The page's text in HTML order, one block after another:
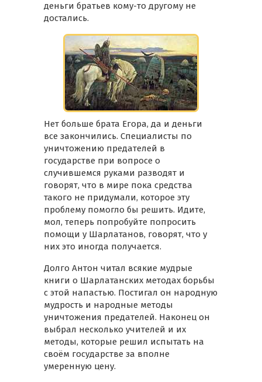
деньги братьев кому-то другому не
достались.
Нет больше брата Егора, да и деньги
все закончились. Специалисты по
уничтожению предателей в
государстве при вопросе о
случившемся руками разводят и
говорят, что в мире пока средства
такого не придумали, которое эту
проблему помогло бы решить. Идите,
мол, теперь попробуйте попросить
помощи у Шарлатанов, говорят, что у
них это иногда получается.
Долго Антон читал всякие мудрые
книги о Шарлатанских методах борьбы
с этой напастью. Постигал он народную
мудрость и народные методы
уничтожения предателей. Наконец он
выбрал несколько учителей и их
методы, которые решил испытать на
своём государстве за вполне
умеренную цену.